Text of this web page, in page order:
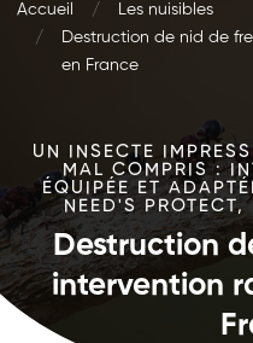
Accueil
Les nuisibles
Destruction de nid de
en France
UN INSECTE
MAL COMPRIS :
ÉQUIPÉE ET
NEED'S PROTECT,
Destruction
intervention